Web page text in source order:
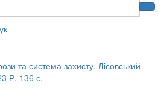
та система захисту. Лісовський
Р. 136 с.